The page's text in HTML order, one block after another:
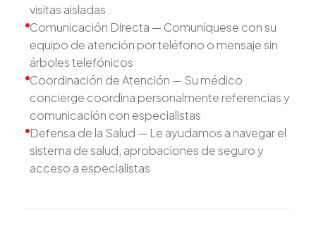
visitas aisladas
Comunicación Directa — Comuníquese con su
equipo de atención por teléfono o mensaje sin
árboles telefónicos
Coordinación de Atención — Su médico
concierge coordina personalmente referencias y
comunicación con especialistas
Defensa de la Salud — Le ayudamos a navegar el
sistema de salud, aprobaciones de seguro y
acceso a especialistas